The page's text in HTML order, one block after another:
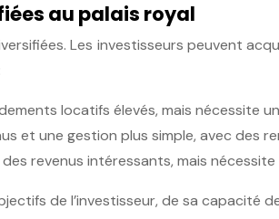
au palais royal
Les investisseurs peuvent
locatifs élevés, mais nécessite
et une gestion plus simple, avec des
revenus intéressants, mais
de l’investisseur, de sa capacité